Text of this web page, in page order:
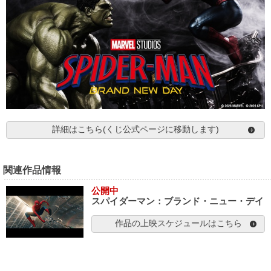
詳細はこちら(くじ公式ページに移動します)
関連作品情報
公開中
スパイダーマン：ブランド・ニュー・デイ
作品の上映スケジュールはこちら